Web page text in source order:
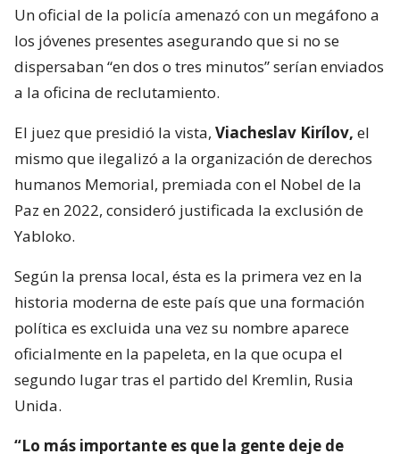
Un oficial de la policía amenazó con un megáfono a
los jóvenes presentes asegurando que si no se
dispersaban “en dos o tres minutos” serían enviados
a la oficina de reclutamiento.
El juez que presidió la vista, Viacheslav Kirílov, el
mismo que ilegalizó a la organización de derechos
humanos Memorial, premiada con el Nobel de la
Paz en 2022, consideró justificada la exclusión de
Yabloko.
Según la prensa local, ésta es la primera vez en la
historia moderna de este país que una formación
política es excluida una vez su nombre aparece
oficialmente en la papeleta, en la que ocupa el
segundo lugar tras el partido del Kremlin, Rusia
Unida.
“Lo más importante es que la gente deje de